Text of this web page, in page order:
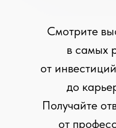
Смотрите
в самых
от
до
Получайте
от